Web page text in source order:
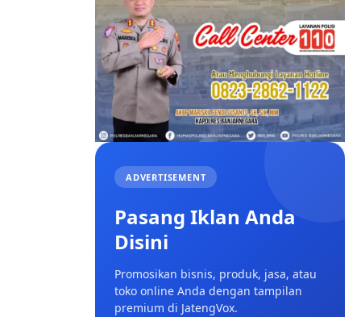
ADVERTISEMENT
Pasang Iklan Anda
Disini
Promosikan bisnis, produk, jasa, atau
toko online Anda dengan tampilan
premium di JatengVox.